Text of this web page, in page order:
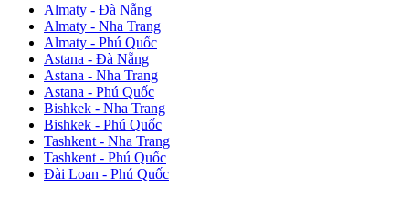
Almaty - Đà Nẵng
Almaty - Nha Trang
Almaty - Phú Quốc
Astana - Đà Nẵng
Astana - Nha Trang
Astana - Phú Quốc
Bishkek - Nha Trang
Bishkek - Phú Quốc
Tashkent - Nha Trang
Tashkent - Phú Quốc
Đài Loan - Phú Quốc